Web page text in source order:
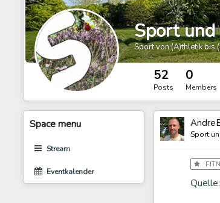
Sport und
Sport von (A)thletik bis
52
Posts
0
Members
Spacemenu
Stream
Eventkalender
Sport
Quelle: